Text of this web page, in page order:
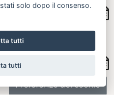
in nuove tecnologie:
di comunità
solo dopo il consenso.
tutti
tutti